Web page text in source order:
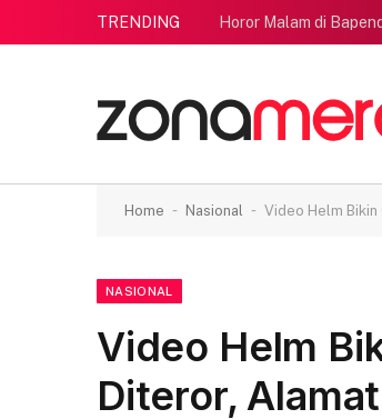
TRENDING Horor Malam di
Home - Nasional - Video Helm Bikin
NASIONAL
Video Helm
Diteror,